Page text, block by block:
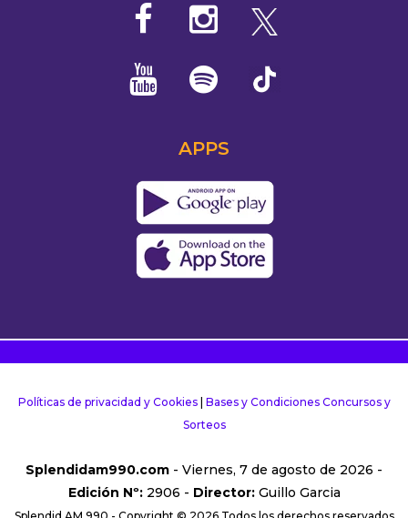
APPS
Políticas de privacidad y Cookies| Bases y Condiciones Concursos y
Sorteos
Splendidam990.com - Viernes, 7 de agosto de 2026 -
Edición Nº:2906 - Director:Guillo Garcia